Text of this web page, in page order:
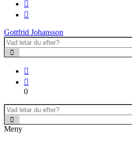
Gottfrid Johansson
0
Meny